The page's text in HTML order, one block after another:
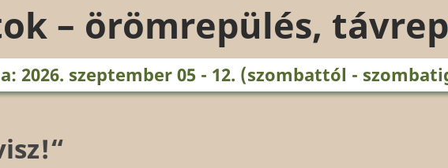
– örömrepülés,
2026. szeptember 05 - 12. (szombattól -